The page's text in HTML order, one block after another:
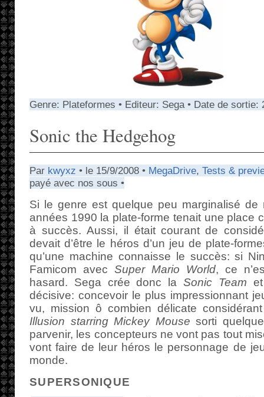
Genre: Plateformes • Editeur: Sega • Date de sortie:
Sonic the Hedgehog
Par kwyxz • le 15/9/2008 • MegaDrive, Tests &
payé avec nos sous •
Si le genre est quelque peu marginalisé
années 1990 la plate-forme tenait une place
à succès. Aussi, il était courant de
devait d’être le héros d’un jeu de plate-
qu’une machine connaisse le succès: si
Famicom avec Super Mario World, ce
hasard. Sega crée donc la Sonic Team
décisive: concevoir le plus impressionnant
vu, mission ô combien délicate
Illusion starring Mickey Mouse sorti
parvenir, les concepteurs ne vont pas tout
vont faire de leur héros le personnage de
monde.
SUPERSONIQUE